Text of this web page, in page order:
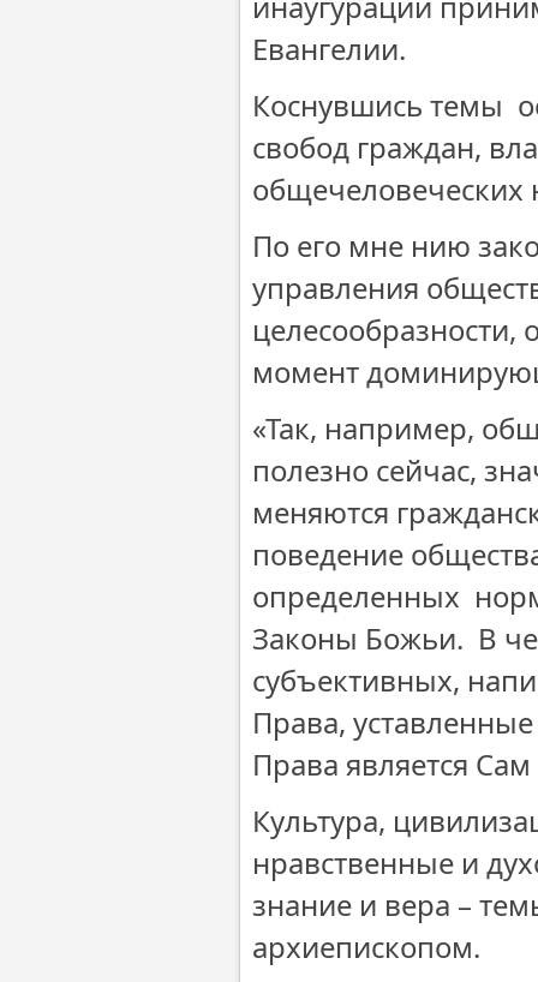
Евангелии.
Коснувшись темы
свобод граждан,
общечеловеческих
По его мне нию
управления
момент
«Так, например,
полезно сейчас,
меняются
поведение
определенных
Законы Божьи. В
субъективных,
Права,
Права является
Культура,
нравственные и
знание и вера –
архиепископом.